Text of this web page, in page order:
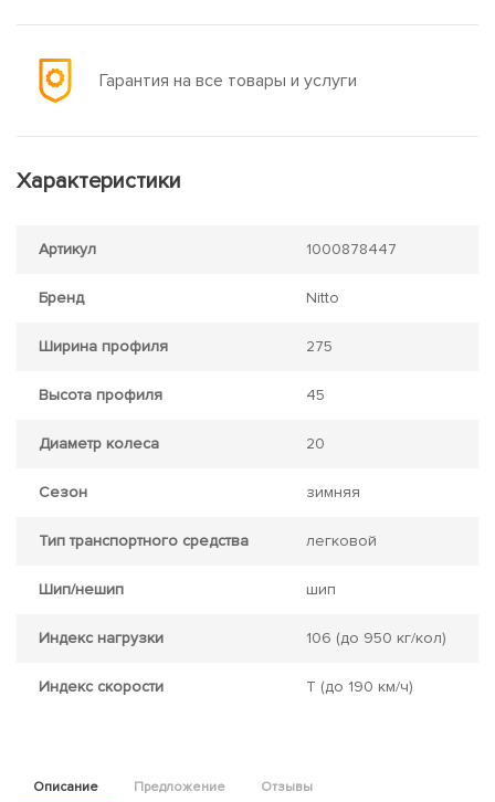
Гарантия на все товары и услуги
Характеристики
Артикул 1000878447
Бренд Nitto
Ширина профиля 275
Высота профиля 45
Диаметр колеса 20
Сезон зимняя
Тип транспортного средства легковой
Шип/нешип шип
Индекс нагрузки 106 (до 950 кг/кол)
Индекс скорости T (до 190 км/ч)
Описание Предложение Отзывы